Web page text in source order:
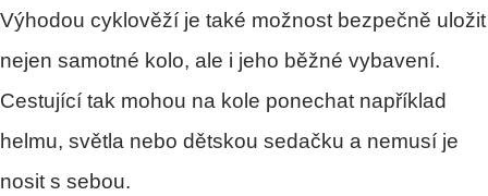
Výhodou cyklověží je také možnost bezpečně uložit
nejen samotné kolo, ale i jeho běžné vybavení.
Cestující tak mohou na kole ponechat například
helmu, světla nebo dětskou sedačku a nemusí je
nosit s sebou.